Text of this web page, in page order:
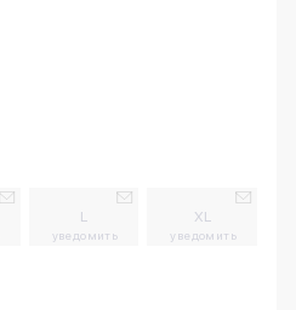
L
уведомить
XL
уведомить